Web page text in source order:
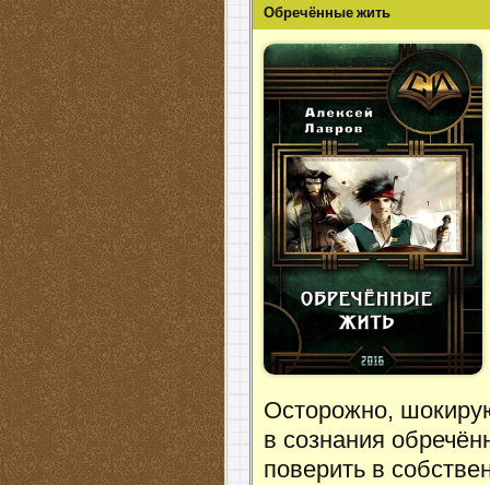
Обречённые жить
Осторожно,
в сознания
поверить в